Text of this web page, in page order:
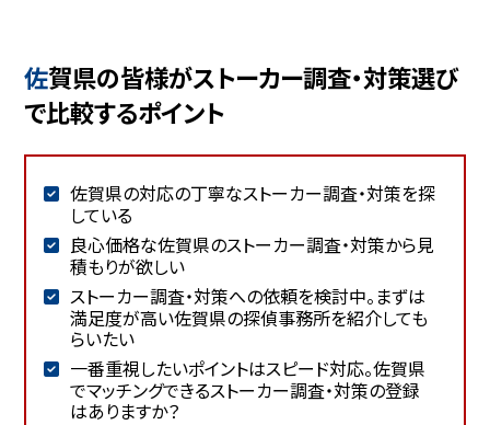
佐賀県の皆様がストーカー調査・対策選び
で比較するポイント
佐賀県の対応の丁寧なストーカー調査・対策を探
している
良心価格な佐賀県のストーカー調査・対策から見
積もりが欲しい
ストーカー調査・対策への依頼を検討中。まずは
満足度が高い佐賀県の探偵事務所を紹介しても
らいたい
一番重視したいポイントはスピード対応。佐賀県
でマッチングできるストーカー調査・対策の登録
はありますか？